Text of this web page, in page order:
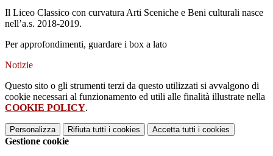
Il Liceo Classico con curvatura Arti Sceniche e Beni culturali nasce
nell’a.s. 2018-2019.
Per approfondimenti, guardare i box a lato
Notizie
Questo sito o gli strumenti terzi da questo utilizzati si avvalgono di
cookie necessari al funzionamento ed utili alle finalità illustrate nella
COOKIE POLICY.
Personalizza Rifiuta tutti i cookies Accetta tutti i cookies
Gestione cookie